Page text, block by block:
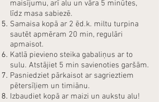
maisījumu, arī alu un vāra 5 minūtes,
līdz masa sabiezē.
Samaisa kopā ar 2 ēd.k. miltu turpina
sautēt apmēram 20 min, regulāri
apmaisot.
Katlā pievieno steika gabaliņus ar to
sulu. Atstājiet 5 min savienoties garšām.
Pasniedziet pārkaisot ar sagrieztiem
pētersīļiem un timiānu.
Izbaudiet kopā ar maizi un aukstu alu!